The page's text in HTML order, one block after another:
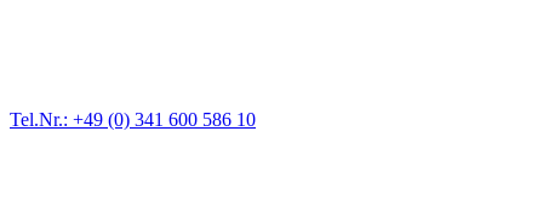
Tel.Nr.: +49 (0) 341 600 586 10